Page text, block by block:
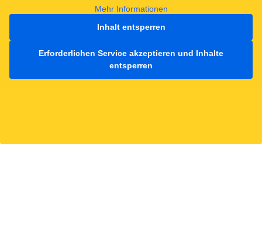
Mehr Informationen
Inhalt entsperren
Erforderlichen Service akzeptieren und Inhalte
entsperren